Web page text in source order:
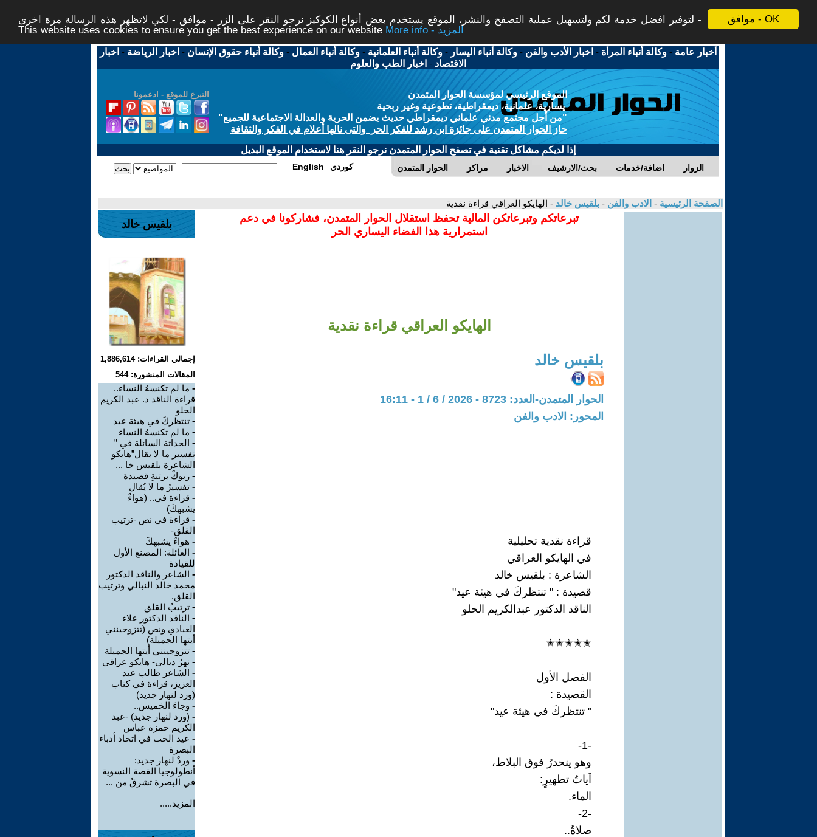
موافق - OK
لتوفير افضل خدمة لكم ولتسهيل عملية التصفح والنشر، الموقع يستخدم بعض أنواع الكوكيز نرجو النقر على الزر - موافق - لكي لاتظهر هذه الرسالة مرة اخرى -
This website uses cookies to ensure you get the best experience on our website
More info - المزيد
أخبار عامة -وكالة أنباء المرأة - اخبار الأدب والفن -وكالة أنباء اليسار -وكالة أنباء العلمانية -وكالة أنباء العمال -وكالة أنباء حقوق الإنسان - اخبار الرياضة - اخبار
الاقتصاد - اخبار الطب والعلوم
التبرع للموقع - ادعمونا
الموقع الرئيسي لمؤسسة الحوار المتمدن
يسارية، علمانية، ديمقراطية، تطوعية وغير ربحية
"من أجل مجتمع مدني علماني ديمقراطي حديث يضمن الحرية والعدالة الاجتماعية للجميع"
حاز الحوار المتمدن على جائزة ابن رشد للفكر الحر والتى نالها أعلام في الفكر والثقافة
إذا لديكم مشاكل تقنية في تصفح الحوار المتمدن نرجو النقر هنا لاستخدام الموقع البديل
الحوار المتمدن مراكز الاخبار بحث/الارشيف اضافة/خدمات الزوار English كوردي
الصفحة الرئيسية - الادب والفن - بلقيس خالد - الهايكو العراقي قراءة نقدية
تبرعاتكم وتبرعاتكن المالية تحفظ استقلال الحوار المتمدن، فشاركونا في دعم
استمرارية هذا الفضاء اليساري الحر
الهايكو العراقي قراءة نقدية
بلقيس خالد
الحوار المتمدن-العدد: 8723 - 2026 / 6 / 1 - 16:11
المحور: الادب والفن
قراءة نقدية تحليلية
في الهايكو العراقي
الشاعرة : بلقيس خالد
قصيدة : " تنتظركَ في هيئة عيد"
الناقد الدكتور عبدالكريم الحلو
✭✭✭✭✭
الفصل الأول
القصيدة :
" تنتظركَ في هيئة عيد"
-1-
وهو ينحدرُ فوق البلاط،
آياتُ تطهيرٍ:
الماء.
-2-
صلاةٌ..
بلقيس خالد
إجمالي القراءات: 1,886,614
المقالات المنشورة: 544
- ما لم تكنسهُ النساء..
قراءة الناقد د. عبد الكريم
الحلو
- تنتظركَ في هيئة عيد
- ما لم تكنسهُ النساء
- الحداثة السائلة في ”
تفسير ما لا يقال”هايكو
الشاعرة بلقيس خا ...
- ريوكٌ برتبةِ قصيدة
- تفسيرُ ما لا يُقال
- قراءة في.. (هواءٌ
يشبهكَ)
- قراءة في نص -ترتيب
القلق-
- هواءٌ يشبهكَ
- العائلة: المصنع الأول
للقيادة
- الشاعر والناقد الدكتور
محمد خالد النبالي وترتيب
القلق.
- ترتيبُ القلق
- الناقد الدكتور علاء
العبادي ونص (تتزوجينني
أيتها الجميلة)
- تتزوجينني أيتها الجميلة
- نهرُ ديالى- هايكو عراقي
- الشاعر طالب عبد
العزيز، قراءة في كتاب
(ورد لنهار جديد)
- وجاءَ الخميس..
- (ورد لنهار جديد) -عبد
الكريم حمزة عباس
- عيد الحب في اتحاد أدباء
البصرة
- وردٌ لنهار جديد:
أنطولوجيا القصة النسوية
في البصرة تشرقُ من ...
المزيد.....